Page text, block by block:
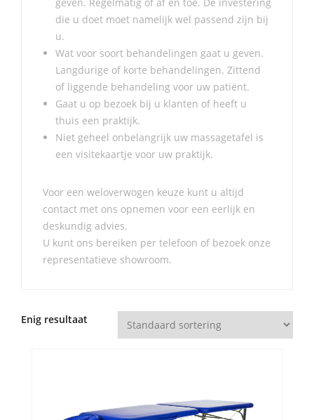
die u doet moet namelijk wel passend zijn bij
u.
Wat voor soort behandelingen gaat u geven.
Langdurige of korte behandelingen. Zittend
of liggende behandeling voor uw patiënt.
Gaat u op bezoek bij u klanten of heeft u
thuis een praktijk.
Niet geheel onbelangrijk uw massagetafel is
een visitekaartje voor uw praktijk.
Voor een weloverwogen keuze kunt u altijd
contact met ons opnemen voor een eerlijk en
deskundig advies.
U kunt ons bereiken per telefoon of bezoek onze
representatieve showroom.
Enig resultaat